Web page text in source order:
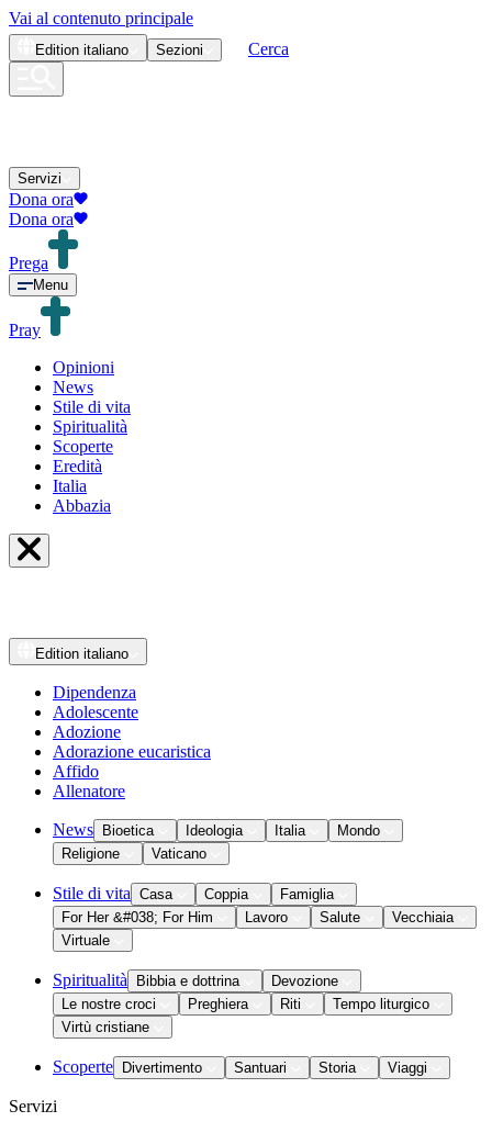
Vai al contenuto principale
Edition italiano Sezioni Cerca
Servizi
Dona ora
Dona ora
Prega
Menu
Pray
Opinioni
News
Stile di vita
Spiritualità
Scoperte
Eredità
Italia
Abbazia
Edition italiano
Dipendenza
Adolescente
Adozione
Adorazione eucaristica
Affido
Allenatore
News Bioetica Ideologia Italia
Mondo
Religione
Vaticano
Stile di vita Casa Coppia
Famiglia
For Her &#038; For Him
Lavoro Salute
Vecchiaia
Virtuale
Spiritualità Bibbia e dottrina
Devozione
Le nostre croci
Preghiera Riti
Tempo liturgico
Virtù cristiane
Scoperte Divertimento Santuari Storia Viaggi
Servizi